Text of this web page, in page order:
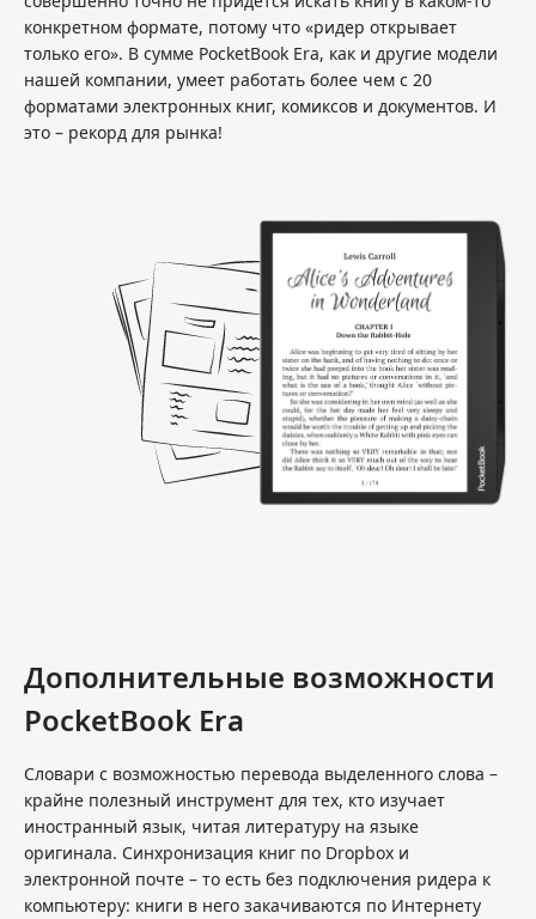
конкретном формате, потому что «ридер открывает
только его». В сумме PocketBook Era, как и другие модели
нашей компании, умеет работать более чем с 20
форматами электронных книг, комиксов и документов. И
это – рекорд для рынка!
Дополнительные возможности
PocketBook Era
Словари с возможностью перевода выделенного слова –
крайне полезный инструмент для тех, кто изучает
иностранный язык, читая литературу на языке
оригинала. Синхронизация книг по Dropbox и
электронной почте – то есть без подключения ридера к
компьютеру: книги в него закачиваются по Интернету